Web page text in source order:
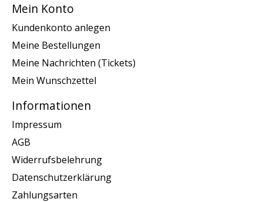
Mein Konto
Kundenkonto anlegen
Meine Bestellungen
Meine Nachrichten (Tickets)
Mein Wunschzettel
Informationen
Impressum
AGB
Widerrufsbelehrung
Datenschutzerklärung
Zahlungsarten